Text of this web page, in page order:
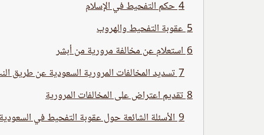
4 حكم التفحيط في الإسلام
5 عقوبة التفحيط والهروب
6 استعلام عن مخالفة مرورية من أبشر
7 تسديد المخالفات المرورية السعودية عن طريق
8 تقديم اعتراض على المخالفات المرورية
9 الأسئلة الشائعة حول عقوبة التفحيط في